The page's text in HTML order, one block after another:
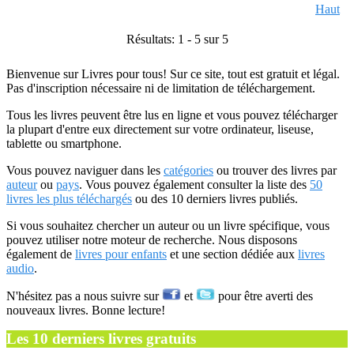
Haut
Résultats: 1 - 5 sur 5
Bienvenue sur Livres pour tous! Sur ce site, tout est gratuit et légal.
Pas d'inscription nécessaire ni de limitation de téléchargement.
Tous les livres peuvent être lus en ligne et vous pouvez télécharger
la plupart d'entre eux directement sur votre ordinateur, liseuse,
tablette ou smartphone.
Vous pouvez naviguer dans les catégories ou trouver des livres par
auteurou pays. Vous pouvez également consulter la liste des 50
livres les plus téléchargés ou des 10 derniers livres publiés.
Si vous souhaitez chercher un auteur ou un livre spécifique, vous
pouvez utiliser notre moteur de recherche. Nous disposons
également de livres pour enfants et une section dédiée aux livres
audio.
N'hésitez pas a nous suivre sur et
pour être averti des
nouveaux livres. Bonne lecture!
Les 10 derniers livres gratuits